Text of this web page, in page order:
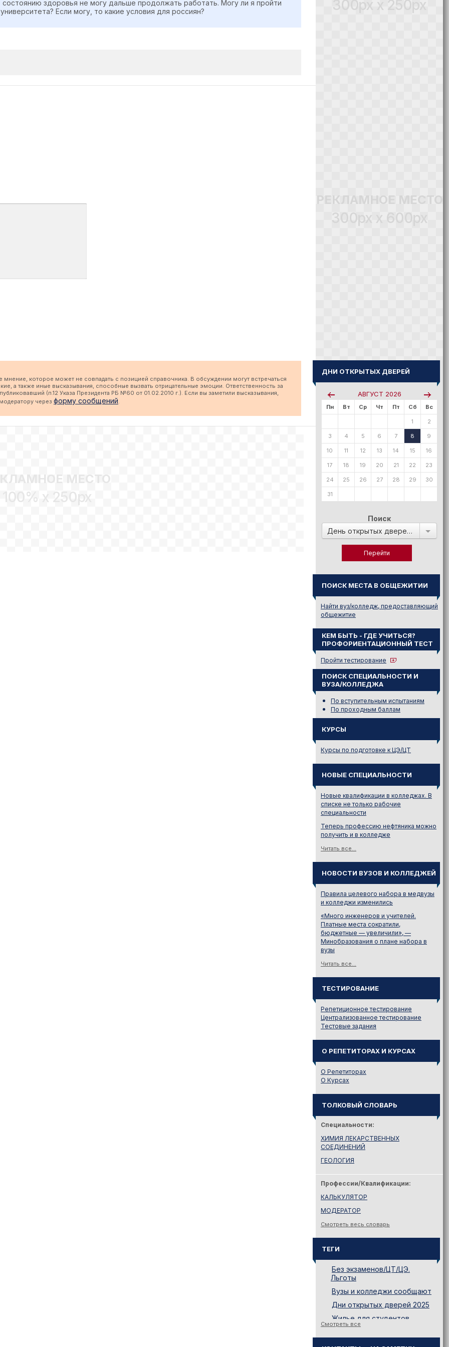
здоровья не могу дальше продолжать работать. Могу ли я пройти
Если могу, то какие условия для россиян?
которое может не совпадать с позицией справочника. В обсуждении могут встречаться
а также иные высказывания, способные вызвать отрицательные эмоции. Ответственность за
(п.12 Указа Президента РБ №60 от 01.02.2010 г.). Если вы заметили высказывания,
через форму сообщений.
МЕСТО
100% x 250px
300px x 250px
РЕКЛАМНОЕ МЕСТО
300px x 600px
ДНИ ОТКРЫТЫХ ДВЕРЕЙ
АВГУСТ 2026
Пн Вт Ср Чт Пт Сб Вс
1 2
3 4 5 6 7 8 9
10 11 12 13 14 15 16
17 18 19 20 21 22 23
24 25 26 27 28 29 30
31
Поиск
День открытых дверей в:
ПОИСК МЕСТА В ОБЩЕЖИТИИ
Найти вуз/колледж, предоставляющий
общежитие
КЕМ БЫТЬ - ГДЕ УЧИТЬСЯ?
ПРОФОРИЕНТАЦИОННЫЙ ТЕСТ
Пройти тестирование
ПОИСК СПЕЦИАЛЬНОСТИ И
ВУЗА/КОЛЛЕДЖА
По вступительным испытаниям
По проходным баллам
КУРСЫ
Курсы по подготовке к ЦЭ/ЦТ
НОВЫЕ СПЕЦИАЛЬНОСТИ
Новые квалификации в колледжах. В
списке не только рабочие
специальности
Теперь профессию нефтяника можно
получить и в колледже
Читать все...
НОВОСТИ ВУЗОВ И КОЛЛЕДЖЕЙ
Правила целевого набора в медвузы
и колледжи изменились
«Много инженеров и учителей.
Платные места сократили,
бюджетные — увеличили», —
Минобразования о плане набора в
вузы
Читать все...
ТЕСТИРОВАНИЕ
Репетиционное тестирование
Централизованное тестирование
Тестовые задания
О РЕПЕТИТОРАХ И КУРСАХ
О Репетиторах
О Курсах
ТОЛКОВЫЙ СЛОВАРЬ
Специальности:
ХИМИЯ ЛЕКАРСТВЕННЫХ
СОЕДИНЕНИЙ
ГЕОЛОГИЯ
Профессии/Квалификации:
КАЛЬКУЛЯТОР
МОДЕРАТОР
Смотреть весь словарь
ТЕГИ
Без экзаменов/ЦТ/ЦЭ.
Льготы
Вузы и колледжи сообщают
Дни открытых дверей 2025
Жилье для студентов
Иностранному абитуриенту
Смотреть все